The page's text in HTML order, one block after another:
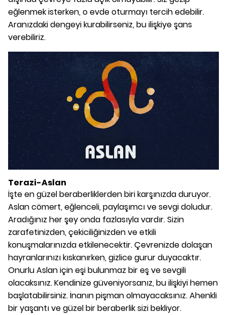
eğlenmek isterken, o evde oturmayı tercih edebilir.
Aranızdaki dengeyi kurabilirseniz, bu ilişkiye şans
verebiliriz.
Terazi-Aslan
İşte en güzel beraberliklerden biri karşınızda duruyor.
Aslan cömert, eğlenceli, paylaşımcı ve sevgi doludur.
Aradığınız her şey onda fazlasıyla vardır. Sizin
zarafetinizden, çekiciliğinizden ve etkili
konuşmalarınızda etkilenecektir. Çevrenizde dolaşan
hayranlarınızı kıskanırken, gizlice gurur duyacaktır.
Onurlu Aslan için eşi bulunmaz bir eş ve sevgili
olacaksınız. Kendinize güveniyorsanız, bu ilişkiyi hemen
başlatabilirsiniz. İnanın pişman olmayacaksınız. Ahenkli
bir yaşantı ve güzel bir beraberlik sizi bekliyor.